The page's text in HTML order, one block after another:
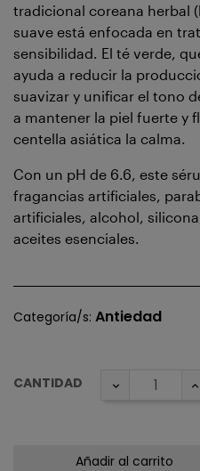
tradicional coreana herbal
suave está enfocada en
sensibilidad. El té verde,
ayuda a reducir la
suavizar y unificar el tono
a mantener la piel fuerte y
centella asiática la calma.
Con un pH de 6.6, este
fragancias artificiales,
artificiales, alcohol,
aceites esenciales.
Categoría/s: Antiedad
CANTIDAD
Añadir al carrito